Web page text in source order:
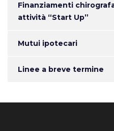
Finanziamenti
attività “Start Up”
Mutui ipotecari
Linee a breve termine